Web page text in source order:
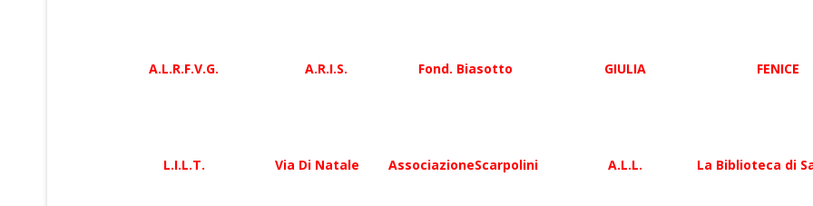
A.L.R.F.V.G. A.R.I.S. Fond. Biasotto GIULIA FENICE
L.I.L.T. Via Di Natale AssociazioneScarpolini A.L.L. La Biblioteca di